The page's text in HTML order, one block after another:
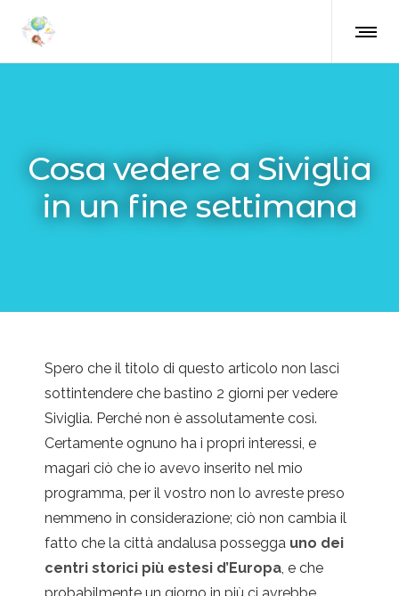
Cosa vedere a Siviglia
in un fine settimana
Spero che il titolo di questo articolo non lasci
sottintendere che bastino 2 giorni per vedere
Siviglia. Perché non è assolutamente così.
Certamente ognuno ha i propri interessi, e
magari ciò che io avevo inserito nel mio
programma, per il vostro non lo avreste preso
nemmeno in considerazione; ciò non cambia il
fatto che la città andalusa possegga uno dei
centri storici più estesi d’Europa, e che